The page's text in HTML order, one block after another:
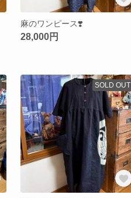
麻のワンピース❣️
28,000円
SOLD OUT